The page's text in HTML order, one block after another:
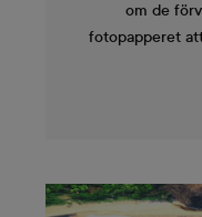
om de
fotopapperet